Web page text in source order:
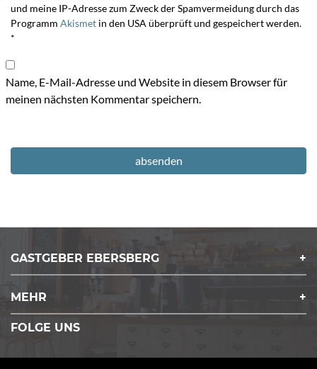
und meine IP-Adresse zum Zweck der Spamvermeidung durch das
Programm Akismet in den USA überprüft und gespeichert werden.
*
Name, E-Mail-Adresse und Website in diesem Browser für
meinen nächsten Kommentar speichern.
GASTGEBER EBERSBERG
MEHR
FOLGE UNS